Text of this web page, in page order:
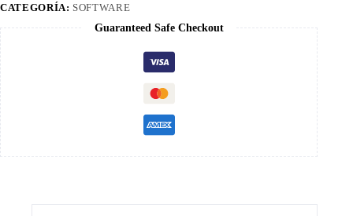
CATEGORÍA: SOFTWARE
Guaranteed Safe Checkout